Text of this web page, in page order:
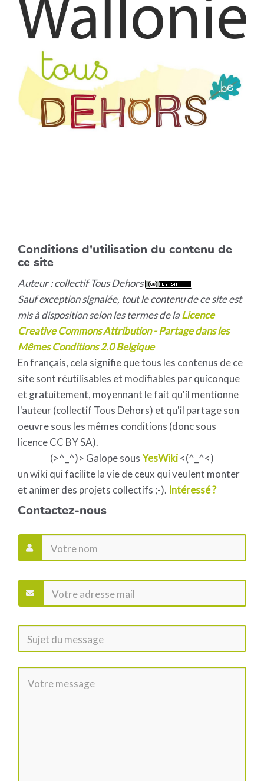
Conditions d'utilisation du contenu de
ce site
Auteur : collectif Tous Dehors
Sauf exception signalée, tout le contenu de ce site est
mis à disposition selon les termes de laLicence
Creative Commons Attribution - Partage dans les
Mêmes Conditions 2.0 Belgique
En français, cela signifie que tous les contenus de ce
site sont réutilisables et modifiables par quiconque
et gratuitement, moyennant le fait qu'il mentionne
l'auteur (collectif Tous Dehors) et qu'il partage son
oeuvre sous les mêmes conditions (donc sous
licence CC BY SA).
(>^_^)> Galope sousYesWiki<(^_^<)
un wiki qui facilite la vie de ceux qui veulent monter
et animer des projets collectifs ;-). Intéressé ?
Contactez-nous